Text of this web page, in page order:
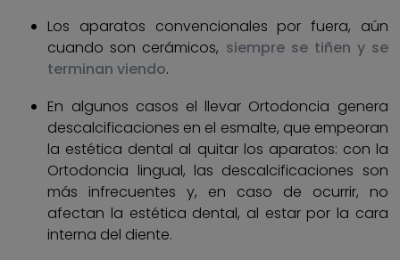
Los aparatos convencionales por fuera, aún
cuando son cerámicos, siempre se tiñen y se
terminan viendo.
En algunos casos el llevar Ortodoncia genera
descalcificaciones en el esmalte, que empeoran
la estética dental al quitar los aparatos: con la
Ortodoncia lingual, las descalcificaciones son
más infrecuentes y, en caso de ocurrir, no
afectan la estética dental, al estar por la cara
interna del diente.